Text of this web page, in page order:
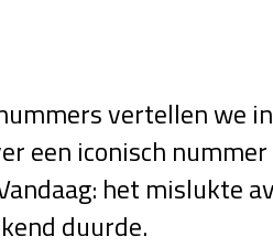
vertellen we
een iconisch
het mislukte
duurde.